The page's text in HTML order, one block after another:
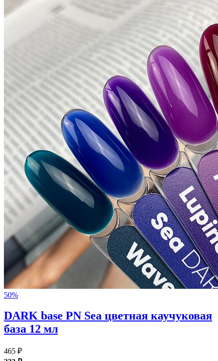
50%
DARK base PN Sea цветная каучуковая
база 12 мл
465 ₽